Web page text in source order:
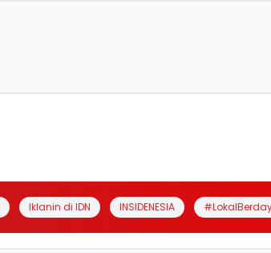
Iklanin di IDN INSIDENESIA